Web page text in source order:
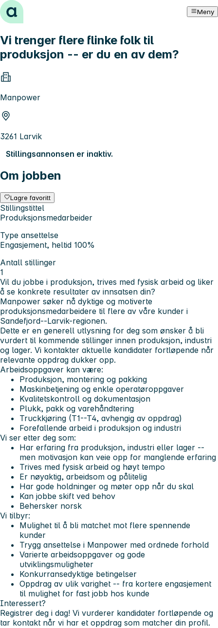
Hopp til innhold Meny
Vi trenger flere flinke folk til
produksjon -- er du en av dem?
Manpower
3261 Larvik
Stillingsannonsen er inaktiv.
Om jobben
Lagre favoritt
Stillingstittel
Produksjonsmedarbeider
Type ansettelse
Engasjement, heltid 100%
Antall stillinger
1
Vil du jobbe i produksjon, trives med fysisk arbeid og liker
å se konkrete resultater av innsatsen din?
Manpower søker nå dyktige og motiverte
produksjonsmedarbeidere til flere av våre kunder i
Sandefjord--Larvik-regionen.
Dette er en generell utlysning for deg som ønsker å bli
vurdert til kommende stillinger innen produksjon, industri
og lager. Vi kontakter aktuelle kandidater fortløpende når
relevante oppdrag dukker opp.
Arbeidsoppgaver kan være:
Produksjon, montering og pakking
Maskinbetjening og enkle operatøroppgaver
Kvalitetskontroll og dokumentasjon
Plukk, pakk og varehåndtering
Truckkjøring (T1--T4, avhengig av oppdrag)
Forefallende arbeid i produksjon og industri
Vi ser etter deg som:
Har erfaring fra produksjon, industri eller lager --
men motivasjon kan veie opp for manglende erfaring
Trives med fysisk arbeid og høyt tempo
Er nøyaktig, arbeidsom og pålitelig
Har gode holdninger og møter opp når du skal
Kan jobbe skift ved behov
Behersker norsk
Vi tilbyr:
Mulighet til å bli matchet mot flere spennende
kunder
Trygg ansettelse i Manpower med ordnede forhold
Varierte arbeidsoppgaver og gode
utviklingsmuligheter
Konkurransedyktige betingelser
Oppdrag av ulik varighet -- fra kortere engasjement
til mulighet for fast jobb hos kunde
Interessert?
Registrer deg i dag! Vi vurderer kandidater fortløpende og
tar kontakt når vi har et oppdrag som matcher din profil.